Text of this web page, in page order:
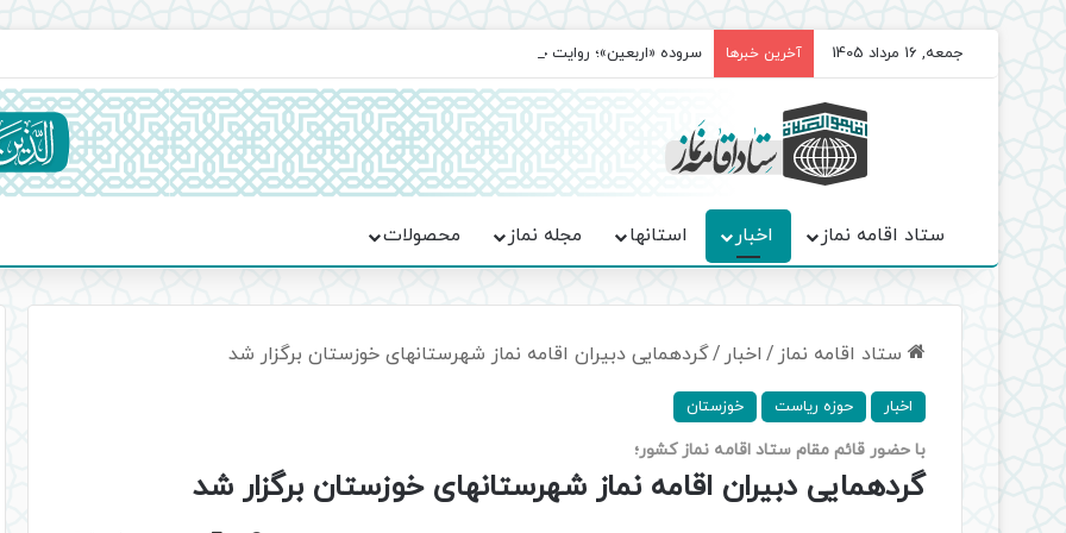
جمعه, 16 مرداد 1405 آخرین خبرها سروده‌ «اربعین»؛ روایت حماسه، استقامت و تمدن‌سازی امت اسلامی
ستاد اقامه نماز اخبار استانها مجله نماز محصولات
ستاد اقامه نماز / اخبار /گردهمایی دبیران اقامه نماز شهرستانهای خوزستان برگزار شد
اخبار حوزه ریاست خوزستان
با حضور قائم مقام ستاد اقامه نماز کشور؛
گردهمایی دبیران اقامه نماز شهرستانهای خوزستان برگزار شد